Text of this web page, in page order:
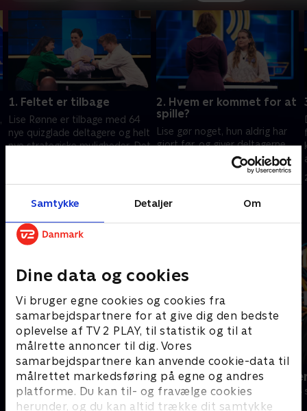
Samtykke Detaljer Om
Dine data og cookies
Vi bruger egne cookies og cookies fra
samarbejdspartnere for at give dig den bedste
oplevelse af TV 2 PLAY, til statistik og til at
målrette annoncer til dig. Vores
samarbejdspartnere kan anvende cookie-data til
målrettet markedsføring på egne og andres
platforme. Du kan til- og fravælge cookies
herunder, og du kan altid trække dit samtykke
1. Feltet er tilbage
Lise Rønne er tilbage med 64
nye quizglade deltagere og helt
nye strategiske muligheder. Det
under pres.
2. Hvem er kommet for at
spille?
Lise gør noget, hun aldrig har
gjort før, og giver deltagerne
en særlig mulighed. Der skal
quizzes i MGP og Star Wars, og
så bliver der slået en 'Feltet'-
Andre så også
Ordet er mit
Quiz-shows • 5 sæsoner
Hvem vil
Quiz-shows • 4